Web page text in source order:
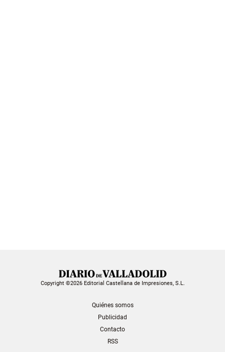
Copyright ©2026 Editorial Castellana de Impresiones, S.L.
Quiénes somos
Publicidad
Contacto
RSS